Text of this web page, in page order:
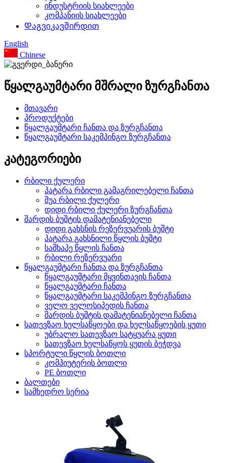
ინდუსტრიის სიახლეები
კომპანიის სიახლეები
Დაგვიკავშირდით
English
Chinese
წყალგაუმტარი მშრალი ზურგჩანთა
მთავარი
პროდუქტები
წყალგაუმტარი ჩანთა და ზურგჩანთა
წყალგაუმტარი საკემპინგო ზურგჩანთა
კატეგორიები
რბილი ქულერი
პატარა რბილი გამაგრილებელი ჩანთა
შუა რბილი ქულერი
დიდი რბილი ქულერი ზურგჩანთა
შარდის ბუშტის დამატენიანებელი
დიდი გახსნის რეზერვუარის ბუშტი
პატარა გახსნილი წყლის ბუშტი
საშხაპე წყლის ჩანთა
რბილი რეზერვუარი
წყალგაუმტარი ჩანთა და ზურგჩანთა
წყალგაუმტარი მყვინთავის ჩანთა
წყალგაუმტარი ჩანთა
წყალგაუმტარი საკემპინგო ზურგჩანთა
ველო ველოსიპედის ჩანთა
შარდის ბუშტის დამატენიანებელი ჩანთა
სათევზაო ხელსაწყოები და ხელსაწყოების ყუთი
უბრალო სათევზაო სატყუარა ყუთი
სათევზაო ხელსაწყოს ყუთის ბეჭდვა
სპორტული წყლის ბოთლი
კომპიუტერის ბოთლი
PE ბოთლი
ბალთები
სამხედრო სერია